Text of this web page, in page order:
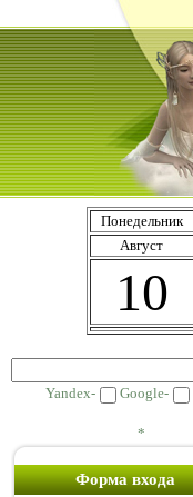
Понедельник
Август
10
Yandex- Google-
*
Форма входа